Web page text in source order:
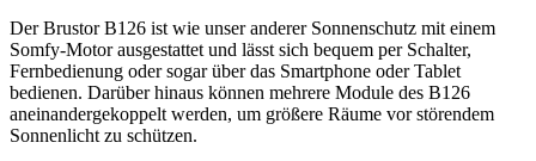
Der Brustor B126 ist wie unser anderer Sonnenschutz mit einem
Somfy-Motor ausgestattet und lässt sich bequem per Schalter,
Fernbedienung oder sogar über das Smartphone oder Tablet
bedienen. Darüber hinaus können mehrere Module des B126
aneinandergekoppelt werden, um größere Räume vor störendem
Sonnenlicht zu schützen.